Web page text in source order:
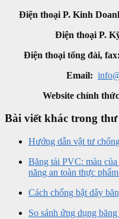
Điện thoại P. Kinh
Điện thoại P.
Điện thoại tổng đài, fax:
Email:
Website chính
Bài viết khác trong thư
Hướng dẫn vật tư
Băng tải PVC: màu
năng an toàn thực
Cách chống bật dây
So sánh ứng dụng